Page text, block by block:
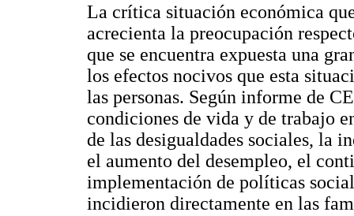
La crítica situación económica
acrecienta la preocupación
que se encuentra expuesta una
los efectos nocivos que esta
las personas. Según informe de
condiciones de vida y de trabajo
de las desigualdades sociales, la
el aumento del desempleo, el
implementación de políticas
incidieron directamente en las